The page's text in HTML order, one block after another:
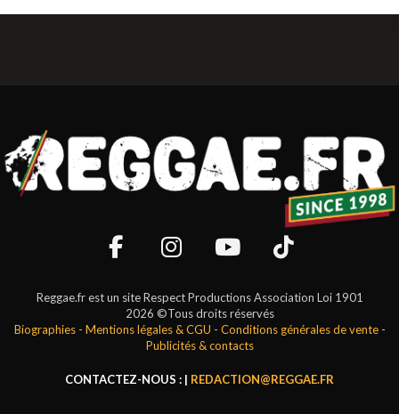
Reggae.fr est un site Respect Productions Association Loi 1901
2026 ©Tous droits réservés
Biographies- Mentions légales & CGU - Conditions générales de vente-
Publicités & contacts
CONTACTEZ-NOUS : | REDACTION@REGGAE.FR